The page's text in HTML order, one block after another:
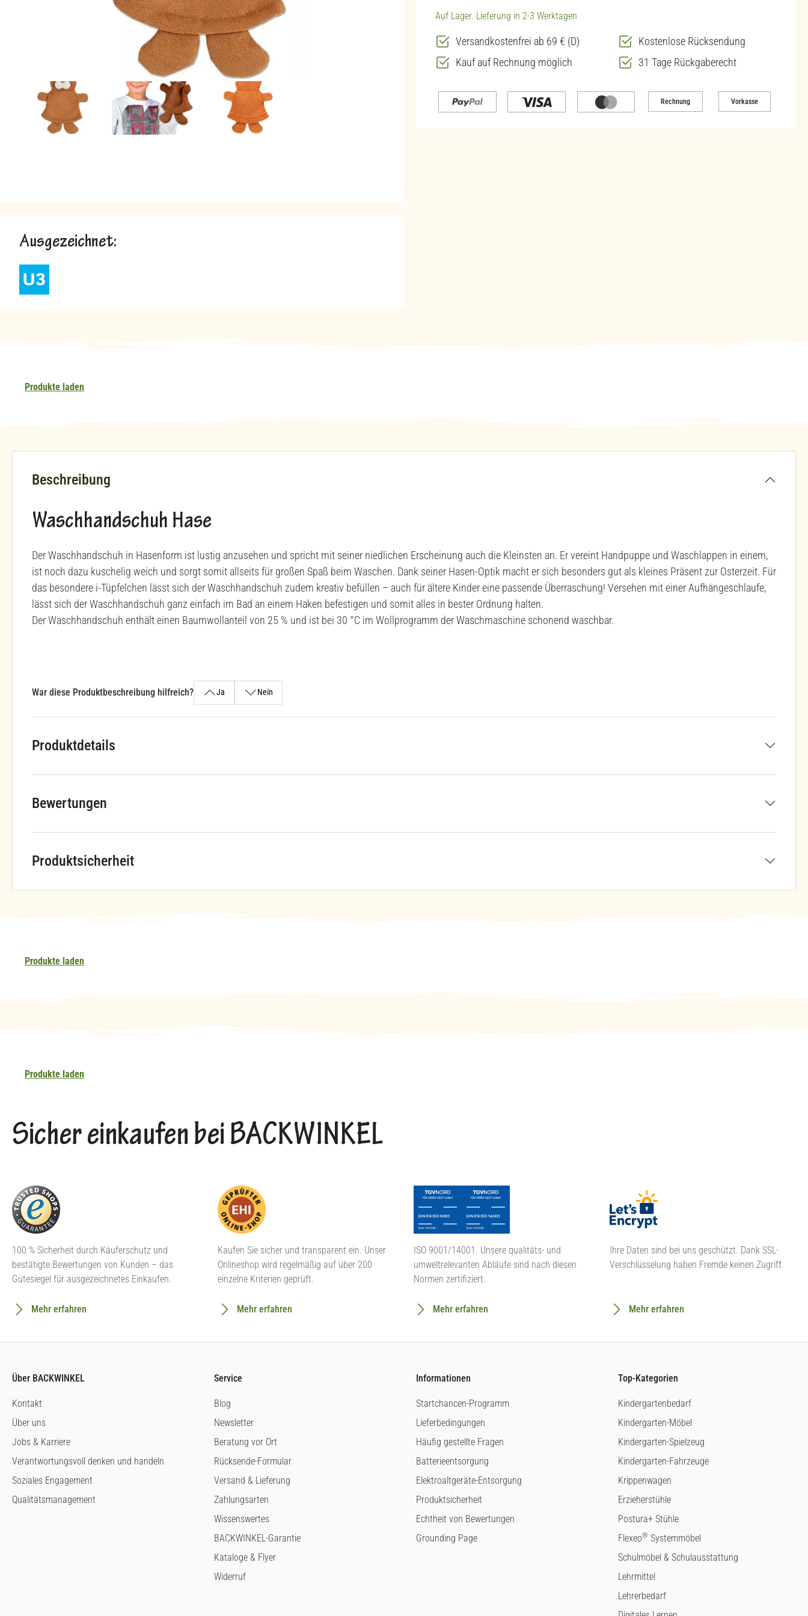
Ausgezeichnet:
Auf Lager. Lieferung in 2-3 Werktagen
Versandkostenfrei ab 69 € (D)
Kostenlose Rücksendung
Kauf auf Rechnung möglich
31 Tage Rückgaberecht
Rechnung Vorkasse
Produkte laden
Beschreibung
Waschhandschuh Hase
Der Waschhandschuh in Hasenform ist lustig anzusehen und spricht mit seiner niedlichen Erscheinung auch die Kleinsten an. Er vereint Handpuppe und Waschlappen in einem,
ist noch dazu kuschelig weich und sorgt somit allseits für großen Spaß beim Waschen. Dank seiner Hasen-Optik macht er sich besonders gut als kleines Präsent zur Osterzeit. Für
das besondere i-Tüpfelchen lässt sich der Waschhandschuh zudem kreativ befüllen – auch für ältere Kinder eine passende Überraschung! Versehen mit einer Aufhängeschlaufe,
lässt sich der Waschhandschuh ganz einfach im Bad an einem Haken befestigen und somit alles in bester Ordnung halten.
Der Waschhandschuh enthält einen Baumwollanteil von 25 % und ist bei 30 °C im Wollprogramm der Waschmaschine schonend waschbar.
War diese Produktbeschreibung hilfreich? Ja Nein
Produktdetails
Bewertungen
Produktsicherheit
Produkte laden
Produkte laden
Sicher einkaufen bei BACKWINKEL
100 % Sicherheit durch Käuferschutz und
bestätigte Bewertungen von Kunden – das
Gütesiegel für ausgezeichnetes Einkaufen.
Mehr erfahren
Kaufen Sie sicher und transparent ein. Unser
Onlineshop wird regelmäßig auf über 200
einzelne Kriterien geprüft.
Mehr erfahren
ISO 9001/14001. Unsere qualitäts- und
umweltrelevanten Abläufe sind nach diesen
Normen zertifiziert.
Mehr erfahren
Ihre Daten sind bei uns geschützt. Dank SSL-
Verschlüsselung haben Fremde keinen Zugriff.
Mehr erfahren
Über BACKWINKEL
Kontakt
Über uns
Jobs & Karriere
Verantwortungsvoll denken und handeln
Soziales Engagement
Qualitätsmanagement
Service
Blog
Newsletter
Beratung vor Ort
Rücksende-Formular
Versand & Lieferung
Zahlungsarten
Wissenswertes
BACKWINKEL-Garantie
Kataloge & Flyer
Widerruf
Informationen
Startchancen-Programm
Lieferbedingungen
Häufig gestellte Fragen
Batterieentsorgung
Elektroaltgeräte-Entsorgung
Produktsicherheit
Echtheit von Bewertungen
Grounding Page
Top-Kategorien
Kindergartenbedarf
Kindergarten-Möbel
Kindergarten-Spielzeug
Kindergarten-Fahrzeuge
Krippenwagen
Erzieherstühle
Postura+ Stühle
Flexeo® Systemmöbel
Schulmöbel & Schulausstattung
Lehrmittel
Lehrerbedarf